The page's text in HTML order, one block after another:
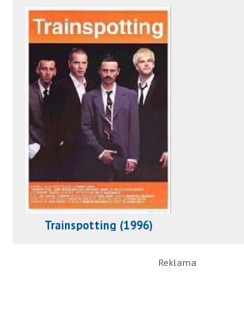
Trainspotting (1996)